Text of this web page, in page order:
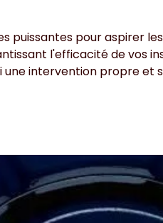
puissantes pour aspirer
l'efficacité de vos
intervention propre et